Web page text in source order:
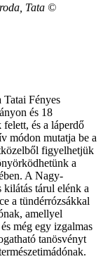
Tata ©
Tatai Fényes
és 18
és a láperdő
módon mutatja be a
figyelhetjük
a
A Nagy-
tárul elénk a
a tündérrózsákkal
amellyel
még egy izgalmas
tanösvényt